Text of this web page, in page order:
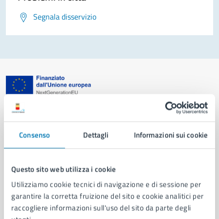
Consenso Dettagli Informazioni sui cookie
Questo sito web utilizza i cookie
Utilizziamo cookie tecnici di navigazione e di sessione per
garantire la corretta fruizione del sito e cookie analitici per
raccogliere informazioni sull'uso del sito da parte degli
Segnala disservizio
Organi di governo
Municipalità
Uffici
Enti e fondazioni
Politici